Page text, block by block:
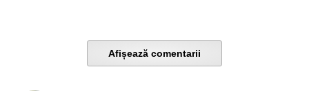
Afișează comentarii